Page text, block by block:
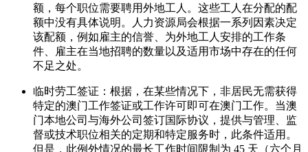
额，每个职位需要聘用外地工人。这些工人在分配的配
额中没有具体说明。人力资源局会根据一系列因素决定
该配额，例如雇主的信誉、为外地工人安排的工作条
件、雇主在当地招聘的数量以及适用市场中存在的任何
不足之处。
临时劳工签证：根据，在某些情况下，非居民无需获得
特定的澳门工作签证或工作许可即可在澳门工作。当澳
门本地公司与海外公司签订国际协议，提供与管理、监
督或技术职位相关的定期和特定服务时，此条件适用。
但是，此例外情况的最长工作时间限制为 45 天（六个月